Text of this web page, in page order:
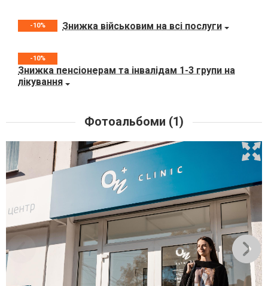
-10% Знижка військовим на всі послуги
-10%
Знижка пенсіонерам та інвалідам 1-3 групи на
лікування
Фотоальбоми (1)